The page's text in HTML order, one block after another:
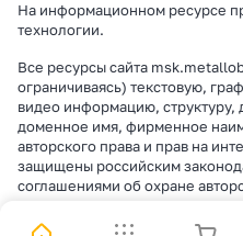
На информационном ресурсе
технологии.
Все ресурсы сайта
ограничиваясь) текстовую,
видео информацию,
доменное имя, фирменное
авторского права и прав на
защищены российским
соглашениями об охране